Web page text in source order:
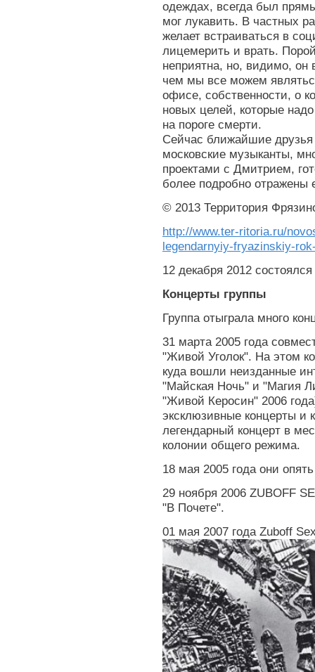
одеждах, всегда был
мог лукавить. В частных
желает встраиваться в
лицемерить и врать.
неприятна, но, видимо, он
чем мы все можем
офисе, собственности, о
новых целей, которые надо
на пороге смерти.
Сейчас ближайшие
московские музыканты,
проектами с Дмитрием,
более подробно отражены
© 2013 Территория
http://www.ter-ritoria.ru/
legendarnyiy-fryazinskiy-
12 декабря 2012
Концерты группы
Группа отыграла много
31 марта 2005 года
"Живой Уголок". На этом
куда вошли неизданные
"Майская Ночь" и "Магия
"Живой Керосин" 2006
эксклюзивные концерты и
легендарный концерт в
колонии общего режима.
18 мая 2005 года они
29 ноября 2006 ZUBOFF
"В Почете".
01 мая 2007 года Zuboff